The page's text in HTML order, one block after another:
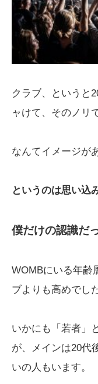
クラブ、というと
ャけて、そのノリ
なんてイメージが
というのは思い込
僕だけの認識だ
WOMBにいる年齢
ブよりも高めでした
いかにも「若者」
が、メインは20代
いの人もいます。